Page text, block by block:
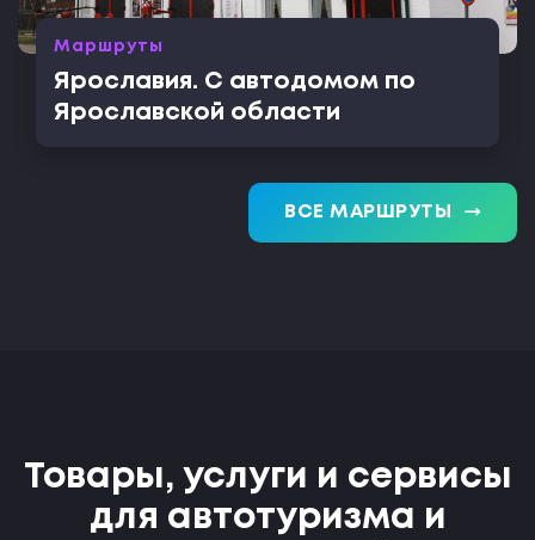
Маршруты
Ярославия. С автодомом по
Ярославской области
ВСЕ МАРШРУТЫ trending_flat
Товары, услуги и сервисы
для автотуризма и